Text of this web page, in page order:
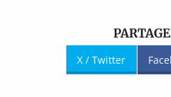
X / Twitter